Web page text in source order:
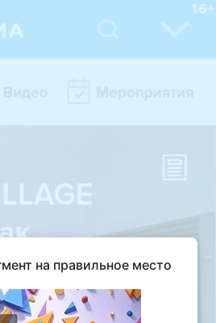
на правильное место